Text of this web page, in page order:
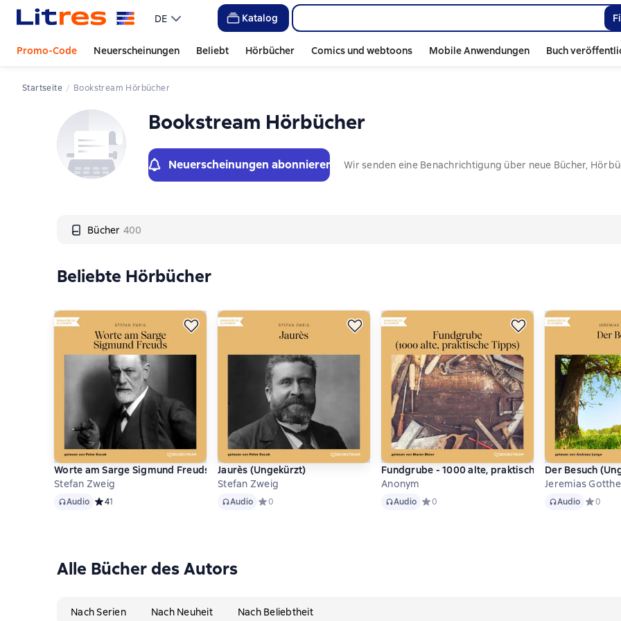
DE Katalog
Promo-Code Neuerscheinungen Beliebt Hörbücher Comics und webtoons Mobile Anwendungen Buch
Startseite Bookstream Hörbücher
Bookstream Hörbücher
Neuerscheinungen abonnieren Wir senden eine Benachrichtigung über neue Bücher,
Bücher 400
Слайдер с книгами
Beliebte Hörbücher
Worte am Sarge Sigmund Freuds (Ungekürzt)
Stefan Zweig
AudioAudio Средний рейтинг 4 на основе 1 оценок
41
Jaurès (Ungekürzt)
Stefan Zweig
AudioAudio Средний рейтинг 0 на основе 0 оценок
0
Fundgrube - 1000 alte, praktische Tipps
Anonym
AudioAudio Средний рейтинг 0 на основе 0 оценок
0
Der Besuch
Jeremias
AudioAudio 0
Alle Bücher des Autors
Nach Serien Nach Neuheit Nach Beliebtheit